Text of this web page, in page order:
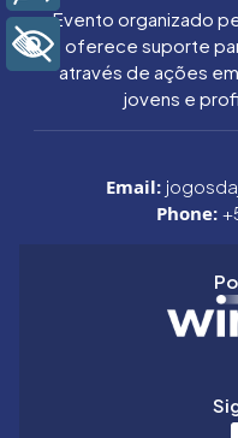
Evento organizado
oferece suporte
através de ações
jovens e
Email:
Phone:
+ Acessibilidade